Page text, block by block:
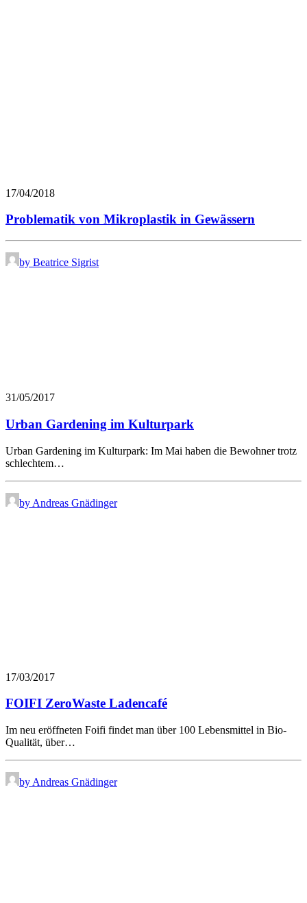
17/04/2018
Problematik von Mikroplastik in Gewässern
by Beatrice Sigrist
31/05/2017
Urban Gardening im Kulturpark
Urban Gardening im Kulturpark: Im Mai haben die Bewohner trotz
schlechtem…
by Andreas Gnädinger
17/03/2017
FOIFI ZeroWaste Ladencafé
Im neu eröffneten Foifi findet man über 100 Lebensmittel in Bio-
Qualität, über…
by Andreas Gnädinger